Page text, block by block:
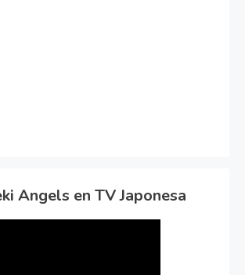
Angels en TV Japonesa